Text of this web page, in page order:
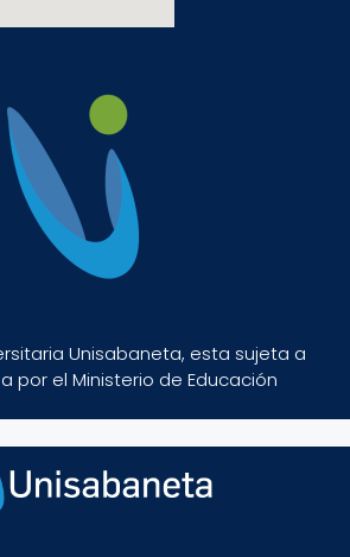
Unisabaneta, esta sujeta a
por el Ministerio de Educación